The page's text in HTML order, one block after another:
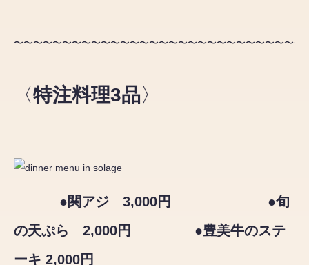
〜〜〜〜〜〜〜〜〜〜〜〜〜〜〜〜〜〜〜〜〜〜〜〜〜〜〜〜〜
〈特注料理3品〉
●関アジ 3,000円 ●旬
の天ぷら 2,000円 ●豊美牛のステ
ーキ 2,000円